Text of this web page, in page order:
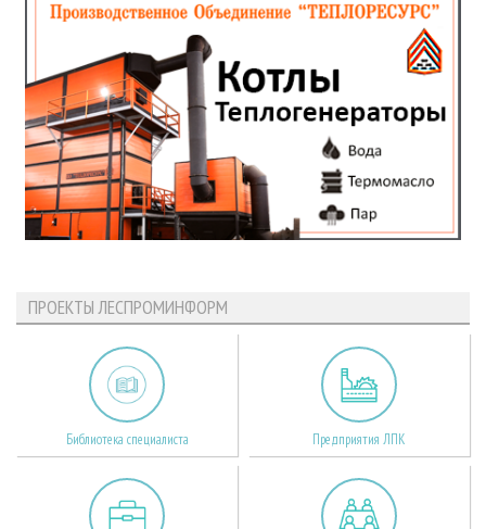
ПРОЕКТЫ ЛЕСПРОМИНФОРМ
Библиотека специалиста Предприятия ЛПК